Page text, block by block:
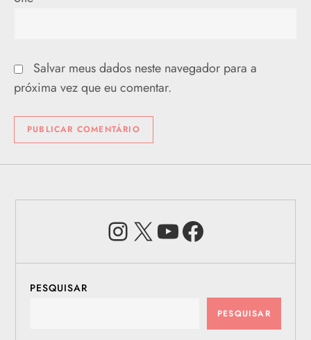
Salvar meus dados neste navegador para a
próxima vez que eu comentar.
Instagram
X Youtube
PESQUISAR
PESQUISAR